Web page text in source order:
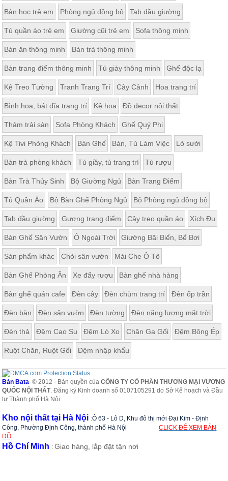
Bàn học trẻ em Phòng ngủ đồng bộ Tab đầu giường
Tủ quần áo trẻ em Giường cũi trẻ em Sofa thông minh
Bàn ăn thông minh Bàn trà thông minh
Bàn trang điểm thông minh Tủ giày thông minh Ghế độc lạ
Kệ Treo Tường Tranh Trang Trí Cây Cảnh Hoa trang trí
Bình hoa, bát đĩa trang trí Kệ hoa Đồ decor nội thất
Thảm trải sàn Sofa Phòng Khách Ghế Quý Phi
Kệ Tivi Phòng Khách Bàn Ghế Bàn, Tủ Làm Việc Lò sưởi
Bàn trà phòng khách Tủ giầy, tủ trang trí Tủ rượu
Bàn Trà Thủy Sinh Bộ Giường Ngủ Bàn Trang Điểm
Tủ Quần Áo Bộ Bàn Ghế Phòng Ngủ Bộ Phòng ngủ đồng bộ
Tab đầu giường Gương trang điểm Cây treo quần áo Xích Đu
Bàn Ghế Sân Vườn Ô Ngoài Trời Giường Bãi Biển, Bể Bơi
Sản phẩm khác Chòi sân vườn Mái Che Ô Tô
Bàn Ghế Phòng Ăn Xe đẩy rượu Bàn ghế nhà hàng
Bàn ghế quán cafe Đèn cây Đèn chùm trang trí Đèn ốp trần
Đèn bàn Đèn sân vườn Đèn tường Đèn năng lượng mặt trời
Đèn thả Đệm Cao Su Đệm Lò Xo Chăn Ga Gối Đệm Bông Ép
Ruột Chăn, Ruột Gối Đệm nhập khẩu
Bản Bata © 2012 - Bản quyền củaCÔNG TY CỔ PHẦN THƯƠNG MẠI VƯƠNG
QUỐC NỘI THẤT. Đăng ký Kinh doanh số 0107105291 do Sở Kế hoạch và Đầu
tư Thành phố Hà Nội.
Kho nội thất tại Hà Nội :Ô 63 - Lô D, Khu đô thị mới Đại Kim - Định
Công, Phường Định Công, thành phố Hà Nội
CLICK ĐỂ XEM BẢN
ĐỒ
Hồ Chí Minh :Giao hàng, lắp đặt tận nơi